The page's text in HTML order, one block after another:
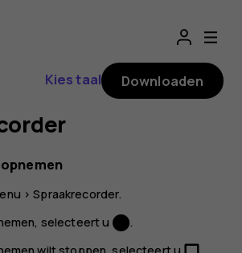
Kies taal Downloaden
>Spraakrecorder.
selecteert u
.
wilt stoppen, selecteert u
.